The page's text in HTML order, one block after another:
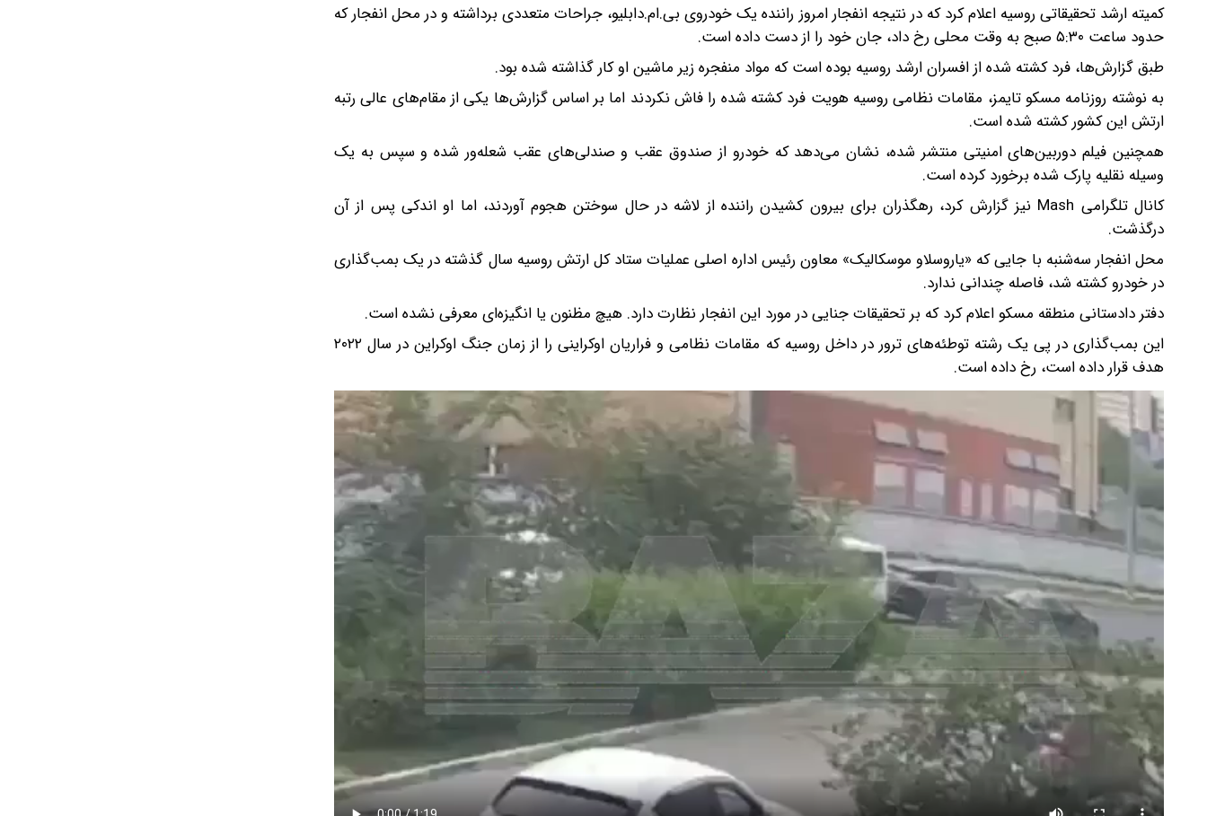
کمیته ارشد تحقیقاتی روسیه اعلام کرد که در نتیجه انفجار امروز راننده یک خودروی بی.ام.دابلیو، جراحات متعددی برداشته و در محل انفجار که
حدود ساعت ۵:۳۰ صبح به وقت محلی رخ داد، جان خود را از دست داده است.
طبق گزارش‌ها، فرد کشته شده از افسران ارشد روسیه بوده است که مواد منفجره زیر ماشین او کار گذاشته شده بود.
به نوشته روزنامه مسکو تایمز، مقامات نظامی روسیه هویت فرد کشته شده را فاش نکردند اما بر اساس گزارش‌ها یکی از مقام‌های عالی رتبه
ارتش این کشور کشته شده است.
همچنین فیلم دوربین‌های امنیتی منتشر شده، نشان می‌دهد که خودرو از صندوق عقب و صندلی‌های عقب شعله‌ور شده و سپس به یک
وسیله نقلیه پارک شده برخورد کرده است.
کانال تلگرامی Mash نیز گزارش کرد، رهگذران برای بیرون کشیدن راننده از لاشه در حال سوختن هجوم آوردند، اما او اندکی پس از آن
درگذشت.
محل انفجار سه‌شنبه با جایی که «یاروسلاو موسکالیک» معاون رئیس اداره اصلی عملیات ستاد کل ارتش روسیه سال گذشته در یک بمب‌گذاری
در خودرو کشته شد، فاصله چندانی ندارد.
دفتر دادستانی منطقه مسکو اعلام کرد که بر تحقیقات جنایی در مورد این انفجار نظارت دارد. هیچ مظنون یا انگیزه‌ای معرفی نشده است.
این بمب‌گذاری در پی یک رشته توطئه‌های ترور در داخل روسیه که مقامات نظامی و فراریان اوکراینی را از زمان جنگ اوکراین در سال ۲۰۲۲
هدف قرار داده است، رخ داده است.